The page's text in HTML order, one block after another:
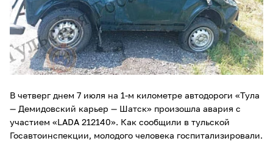
В четверг днем 7 июля на 1-м километре автодороги «Тула
— Демидовский карьер — Шатск» произошла авария с
участием «LADA 212140». Как сообщили в тульской
Госавтоинспекции, молодого человека госпитализировали.